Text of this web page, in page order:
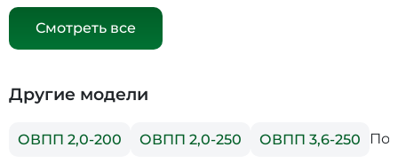
Смотреть все
Другие модели
ОВПП 2,0-200 ОВПП 2,0-250 ОВПП 3,6-250